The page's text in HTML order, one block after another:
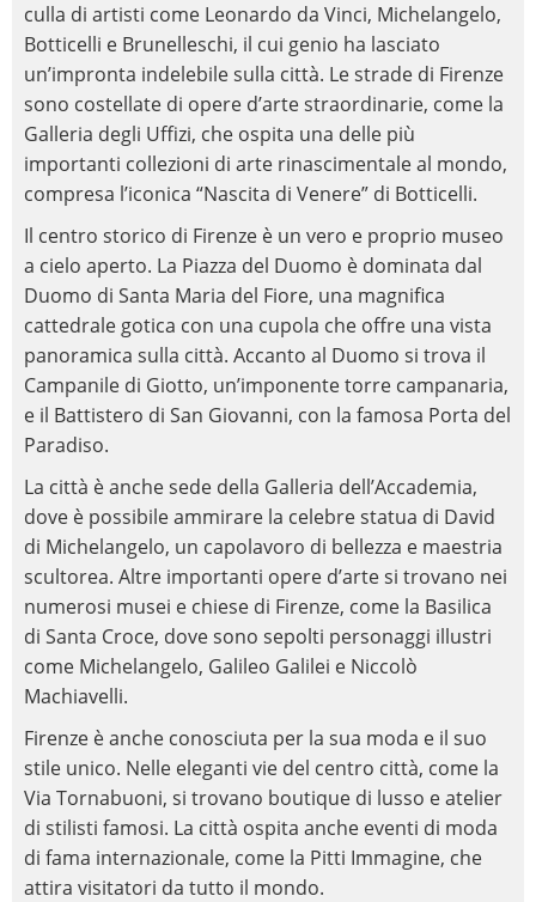
culla di artisti come Leonardo da Vinci, Michelangelo,
Botticelli e Brunelleschi, il cui genio ha lasciato
un’impronta indelebile sulla città. Le strade di Firenze
sono costellate di opere d’arte straordinarie, come la
Galleria degli Uffizi, che ospita una delle più
importanti collezioni di arte rinascimentale al mondo,
compresa l’iconica “Nascita di Venere” di Botticelli.
Il centro storico di Firenze è un vero e proprio museo
a cielo aperto. La Piazza del Duomo è dominata dal
Duomo di Santa Maria del Fiore, una magnifica
cattedrale gotica con una cupola che offre una vista
panoramica sulla città. Accanto al Duomo si trova il
Campanile di Giotto, un’imponente torre campanaria,
e il Battistero di San Giovanni, con la famosa Porta del
Paradiso.
La città è anche sede della Galleria dell’Accademia,
dove è possibile ammirare la celebre statua di David
di Michelangelo, un capolavoro di bellezza e maestria
scultorea. Altre importanti opere d’arte si trovano nei
numerosi musei e chiese di Firenze, come la Basilica
di Santa Croce, dove sono sepolti personaggi illustri
come Michelangelo, Galileo Galilei e Niccolò
Machiavelli.
Firenze è anche conosciuta per la sua moda e il suo
stile unico. Nelle eleganti vie del centro città, come la
Via Tornabuoni, si trovano boutique di lusso e atelier
di stilisti famosi. La città ospita anche eventi di moda
di fama internazionale, come la Pitti Immagine, che
attira visitatori da tutto il mondo.